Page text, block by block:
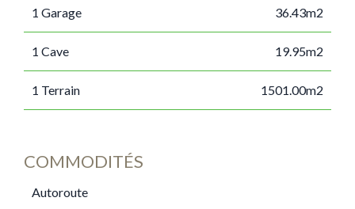
1 Garage 36.43m2
1 Cave 19.95m2
1 Terrain 1501.00m2
COMMODITÉS
Autoroute